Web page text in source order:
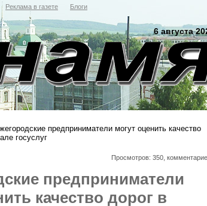
Реклама в газете Блоги
6 августа
предприниматели могут оценить качество
госуслуг
Просмотров: 350,
предприниматели
качество дорог в